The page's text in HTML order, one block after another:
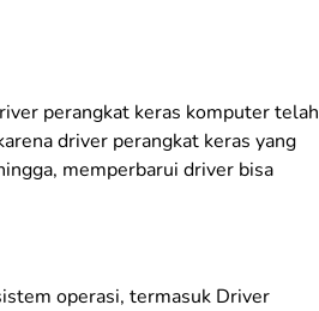
perangkat keras komputer telah
driver perangkat keras yang
memperbarui driver bisa
operasi, termasuk Driver